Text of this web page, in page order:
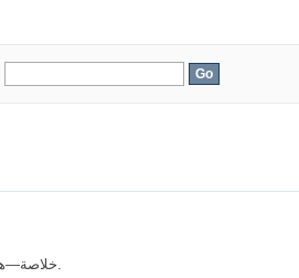
خلاصة—هذا البحث يبحث في صلاة العيدين.